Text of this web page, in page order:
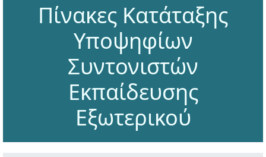
Πίνακες Κατάταξης
Υποψηφίων
Συντονιστών
Εκπαίδευσης
Εξωτερικού